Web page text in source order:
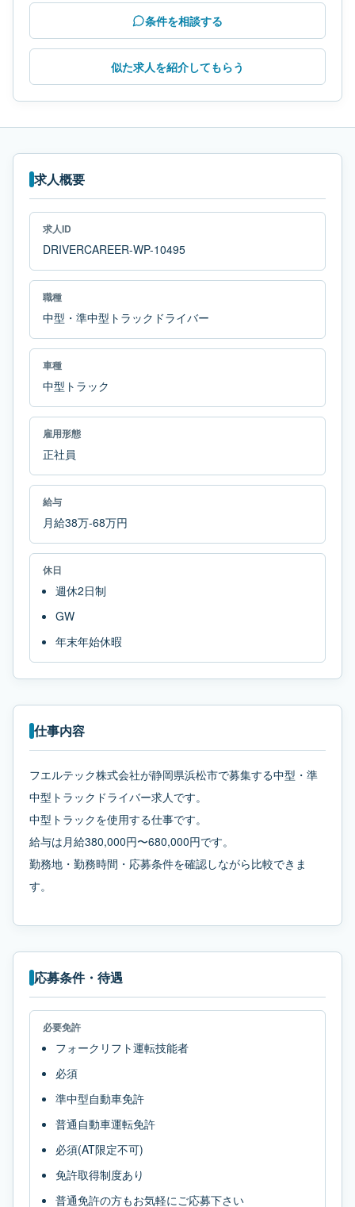
条件を相談する
似た求人を紹介してもらう
求人概要
求人ID
DRIVERCAREER-WP-10495
職種
中型・準中型トラックドライバー
車種
中型トラック
雇用形態
正社員
給与
月給38万-68万円
休日
週休2日制
GW
年末年始休暇
仕事内容
フエルテック株式会社が静岡県浜松市で募集する中型・準
中型トラックドライバー求人です。
中型トラックを使用する仕事です。
給与は月給380,000円〜680,000円です。
勤務地・勤務時間・応募条件を確認しながら比較できま
す。
応募条件・待遇
必要免許
フォークリフト運転技能者
必須
準中型自動車免許
普通自動車運転免許
必須(AT限定不可)
免許取得制度あり
普通免許の方もお気軽にご応募下さい